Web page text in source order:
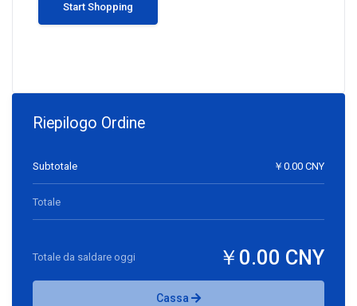
Start Shopping
Riepilogo Ordine
Subtotale ￥0.00 CNY
Totale
￥0.00 CNY
Totale da saldare oggi
Cassa